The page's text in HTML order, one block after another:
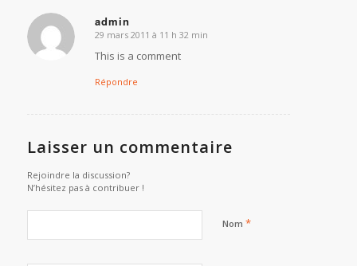
admin
d
it :
29 mars 2011 à 11 h 32 min
This is a comment
Répondre
Laisser un commentaire
Rejoindre la discussion?
N’hésitez pas à contribuer !
Nom *